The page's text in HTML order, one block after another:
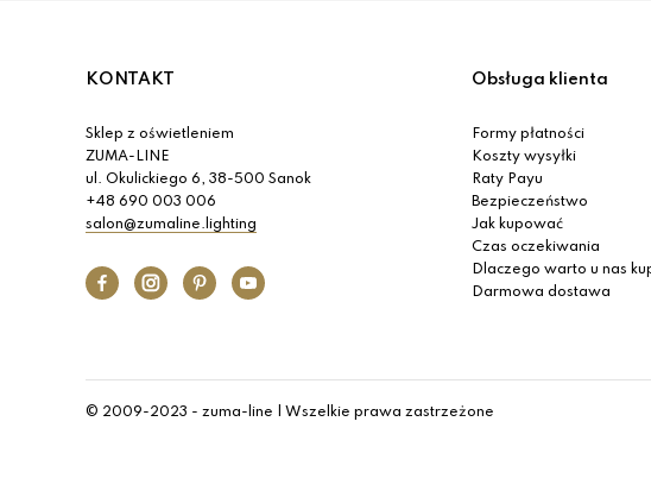
KONTAKT
Sklep z oświetleniem
ZUMA-LINE
ul. Okulickiego 6, 38-500 Sanok
+48 690 003 006
salon@zumaline.lighting
Obsługa klienta
Formy płatności
Koszty wysyłki
Raty Payu
Bezpieczeństwo
Jak kupować
Czas oczekiwania
Dlaczego warto u nas
Darmowa dostawa
© 2009-2023 - zuma-line | Wszelkie prawa zastrzeżone